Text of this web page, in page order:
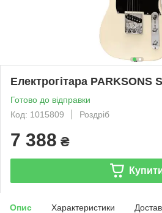
Електрогітара PARKSONS
Готово до відправки
Код: 1015809
Роздріб
7 388 ₴
Опис Характеристики